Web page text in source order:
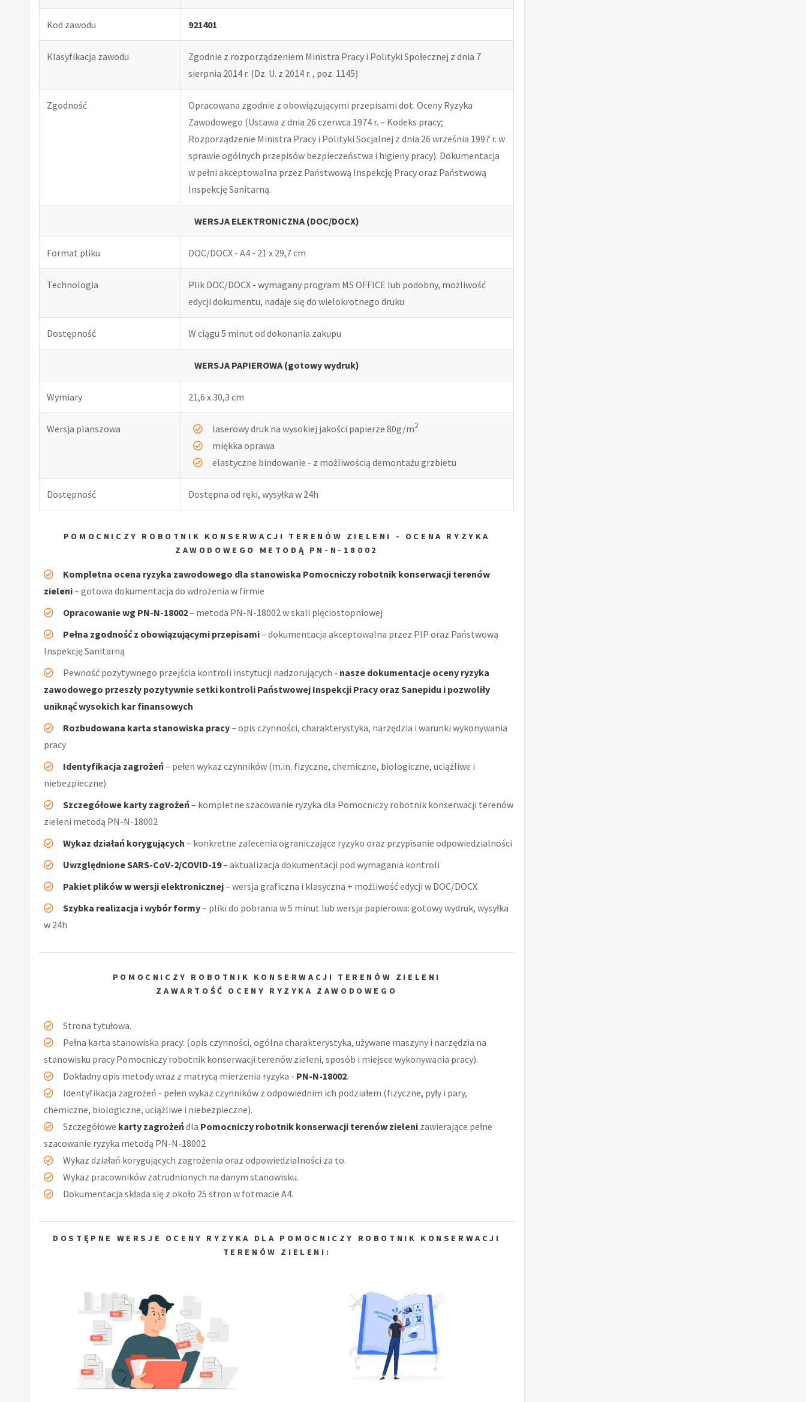
Kod zawodu 921401
Klasyfikacja zawodu
Zgodnie z rozporządzeniem Ministra Pracy i Polityki Społecznej z dnia 7
sierpnia 2014 r. (Dz. U. z 2014 r. , poz. 1145)
Zgodność
Opracowana zgodnie z obowiązującymi przepisami dot. Oceny Ryzyka
Zawodowego (Ustawa z dnia 26 czerwca 1974 r. – Kodeks pracy;
Rozporządzenie Ministra Pracy i Polityki Socjalnej z dnia 26 września 1997 r. w
sprawie ogólnych przepisów bezpieczeństwa i higieny pracy). Dokumentacja
w pełni akceptowalna przez Państwową Inspekcję Pracy oraz Państwową
Inspekcję Sanitarną.
WERSJA ELEKTRONICZNA (DOC/DOCX)
Format pliku DOC/DOCX - A4 - 21 x 29,7 cm
Technologia
Plik DOC/DOCX - wymagany program MS OFFICE lub podobny, możliwość
edycji dokumentu, nadaje się do wielokrotnego druku
Dostępność W ciągu 5 minut od dokonania zakupu
WERSJA PAPIEROWA (gotowy wydruk)
Wymiary 21,6 x 30,3 cm
Wersja planszowa laserowy druk na wysokiej jakości papierze 80g/m2
miękka oprawa
elastyczne bindowanie - z możliwością demontażu grzbietu
Dostępność Dostępna od ręki, wysyłka w 24h
POMOCNICZY ROBOTNIK KONSERWACJI TERENÓW ZIELENI - OCENA RYZYKA
ZAWODOWEGO METODĄ PN-N-18002
Kompletna ocena ryzyka zawodowego dla stanowiska Pomocniczy robotnik konserwacji terenów
zieleni– gotowa dokumentacja do wdrożenia w firmie
Opracowanie wg PN-N-18002– metoda PN-N-18002 w skali pięciostopniowej
Pełna zgodność z obowiązującymi przepisami– dokumentacja akceptowalna przez PIP oraz Państwową
Inspekcję Sanitarną
Pewność pozytywnego przejścia kontroli instytucji nadzorujących - nasze dokumentacje oceny ryzyka
zawodowego przeszły pozytywnie setki kontroli Państwowej Inspekcji Pracy oraz Sanepidu i pozwoliły
uniknąć wysokich kar finansowych
Rozbudowana karta stanowiska pracy– opis czynności, charakterystyka, narzędzia i warunki wykonywania
pracy
Identyfikacja zagrożeń– pełen wykaz czynników (m.in. fizyczne, chemiczne, biologiczne, uciążliwe i
niebezpieczne)
Szczegółowe karty zagrożeń– kompletne szacowanie ryzyka dla Pomocniczy robotnik konserwacji terenów
zieleni metodą PN-N-18002
Wykaz działań korygujących – konkretne zalecenia ograniczające ryzyko oraz przypisanie odpowiedzialności
Uwzględnione SARS-CoV-2/COVID-19– aktualizacja dokumentacji pod wymagania kontroli
Pakiet plików w wersji elektronicznej– wersja graficzna i klasyczna + możliwość edycji w DOC/DOCX
Szybka realizacja i wybór formy– pliki do pobrania w 5 minut lub wersja papierowa: gotowy wydruk, wysyłka
w 24h
POMOCNICZY ROBOTNIK KONSERWACJI TERENÓW ZIELENI
ZAWARTOŚĆ OCENY RYZYKA ZAWODOWEGO
Strona tytułowa.
Pełna karta stanowiska pracy: (opis czynności, ogólna charakterystyka, używane maszyny i narzędzia na
stanowisku pracy Pomocniczy robotnik konserwacji terenów zieleni, sposób i miejsce wykonywania pracy).
Dokładny opis metody wraz z matrycą mierzenia ryzyka - PN-N-18002.
Identyfikacja zagrożeń - pełen wykaz czynników z odpowiednim ich podziałem (fizyczne, pyły i pary,
chemiczne, biologiczne, uciążliwe i niebezpieczne).
Szczegółowe karty zagrożeńdla Pomocniczy robotnik konserwacji terenów zieleni zawierające pełne
szacowanie ryzyka metodą PN-N-18002
Wykaz działań korygujących zagrożenia oraz odpowiedzialności za to.
Wykaz pracowników zatrudnionych na danym stanowisku.
Dokumentacja składa się z około 25 stron w fotmacie A4.
DOSTĘPNE WERSJE OCENY RYZYKA DLA POMOCNICZY ROBOTNIK KONSERWACJI
TERENÓW ZIELENI: